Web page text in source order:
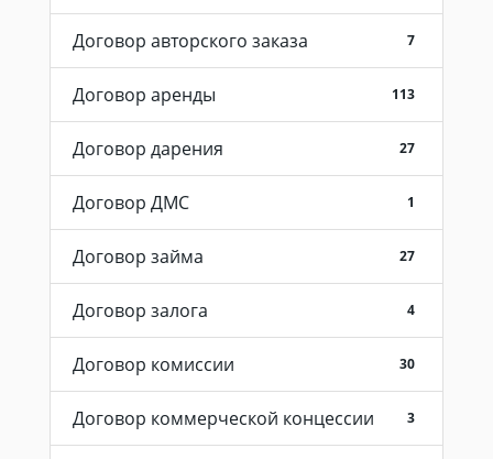
Договор авторского заказа 7
Договор аренды 113
Договор дарения 27
Договор ДМС 1
Договор займа 27
Договор залога 4
Договор комиссии 30
Договор коммерческой концессии 3